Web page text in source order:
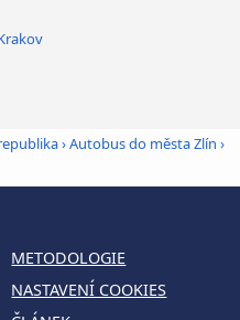
›Autobus do města Zlín ›
METODOLOGIE
NASTAVENÍ COOKIES